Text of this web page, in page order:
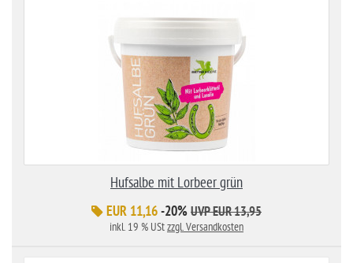
Hufsalbe mit Lorbeer grün
EUR 11,16-20% UVP EUR 13,95
inkl. 19 % UStzzgl. Versandkosten